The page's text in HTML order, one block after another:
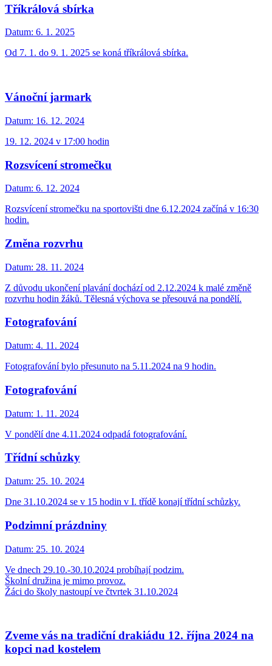
Tříkrálová sbírka
Datum: 6. 1. 2025
Od 7. 1. do 9. 1. 2025 se koná tříkrálová sbírka.
Vánoční jarmark
Datum: 16. 12. 2024
19. 12. 2024 v 17:00 hodin
Rozsvícení stromečku
Datum: 6. 12. 2024
Rozsvícení stromečku na sportovišti dne 6.12.2024 začíná v 16:30
hodin.
Změna rozvrhu
Datum: 28. 11. 2024
Z důvodu ukončení plavání dochází od 2.12.2024 k malé změně
rozvrhu hodin žáků. Tělesná výchova se přesouvá na pondělí.
Fotografování
Datum: 4. 11. 2024
Fotografování bylo přesunuto na 5.11.2024 na 9 hodin.
Fotografování
Datum: 1. 11. 2024
V pondělí dne 4.11.2024 odpadá fotografování.
Třídní schůzky
Datum: 25. 10. 2024
Dne 31.10.2024 se v 15 hodin v I. třídě konají třídní schůzky.
Podzimní prázdniny
Datum: 25. 10. 2024
Ve dnech 29.10.-30.10.2024 probíhají podzim.
Školní družina je mimo provoz.
Žáci do školy nastoupí ve čtvrtek 31.10.2024
Zveme vás na tradiční drakiádu 12. října 2024 na
kopci nad kostelem